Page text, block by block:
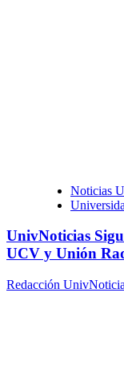
Noticias
UnivNoticias
UCV y Unión
Redacción